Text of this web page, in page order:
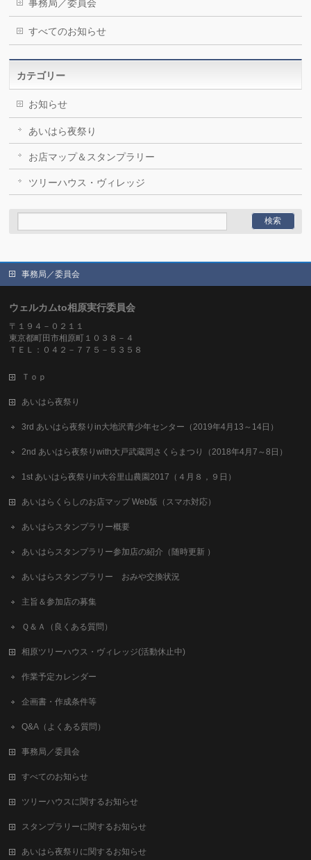
事務局／委員会
すべてのお知らせ
カテゴリー
お知らせ
あいはら夜祭り
お店マップ＆スタンプラリー
ツリーハウス・ヴィレッジ
事務局／委員会
ウェルカムto相原実行委員会
〒１９４－０２１１
東京都町田市相原町１０３８－４
ＴＥＬ：０４２－７７５－５３５８
Ｔｏｐ
あいはら夜祭り
3rd あいはら夜祭りin大地沢青少年センター（2019年4月13～14日）
2nd あいはら夜祭りwith大戸武蔵岡さくらまつり（2018年4月7～8日）
1st あいはら夜祭りin大谷里山農園2017（４月８，９日）
あいはらくらしのお店マップ Web版（スマホ対応）
あいはらスタンプラリー概要
あいはらスタンプラリー参加店の紹介（随時更新 ）
あいはらスタンプラリー おみや交換状況
主旨＆参加店の募集
Ｑ＆Ａ（良くある質問）
相原ツリーハウス・ヴィレッジ(活動休止中)
作業予定カレンダー
企画書・作成条件等
Q&A（よくある質問）
事務局／委員会
すべてのお知らせ
ツリーハウスに関するお知らせ
スタンプラリーに関するお知らせ
あいはら夜祭りに関するお知らせ